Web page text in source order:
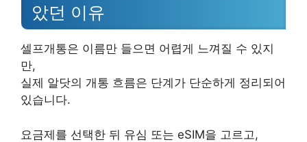
았던 이유
셀프개통은 이름만 들으면 어렵게 느껴질 수 있지
만,
실제 알닷의 개통 흐름은 단계가 단순하게 정리되어
있습니다.
요금제를 선택한 뒤 유심 또는 eSIM을 고르고,